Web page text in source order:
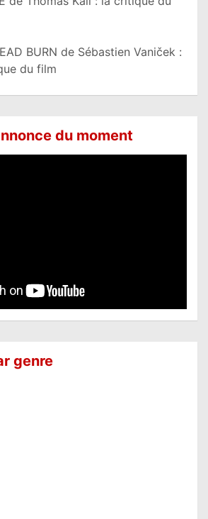
BURN de Sébastien Vaniček :
du film
du moment
genre